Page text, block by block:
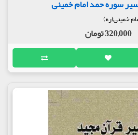
سوره حمد امام خمینی
خمینی(ره)
320,000 تومان